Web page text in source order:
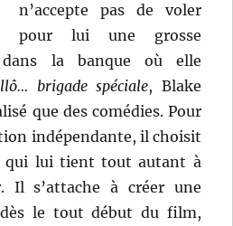
n’accepte pas de voler
pour lui une grosse
dans la banque où elle
brigade spéciale, Blake
que des comédies. Pour
indépendante, il choisit
qui lui tient tout autant à
Il s’attache à créer une
le tout début du film,